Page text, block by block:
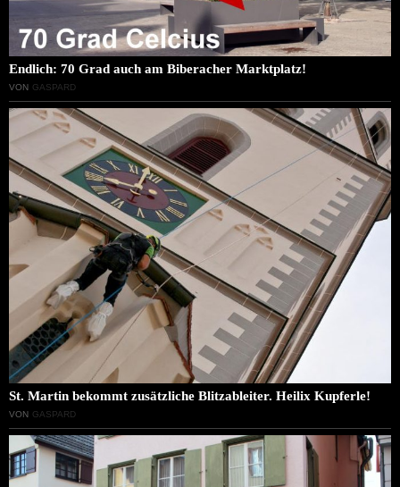
Endlich: 70 Grad auch am Biberacher Marktplatz!
VON GASPARD
St. Martin bekommt zusätzliche Blitzableiter. Heilix Kupferle!
VON GASPARD